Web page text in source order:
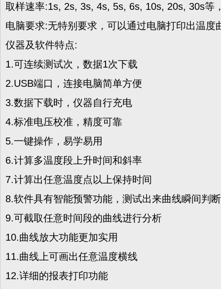
取样速率:1s, 2s, 3s, 4s, 5s, 6s, 10s, 20s, 30s等
电脑要求:无特别要求，可以通过电脑打印出温度
仪器及软件特点:
1.可连续测试次，数据1次下载
2.USB端口，连接电脑简单方便
3.数据下载时，仪器自行充电
4.标准电压校准，精度可靠
5.一键操作，易学易用
6.计算多温度段上升时间和斜率
7.计算出任意温度点以上保持时间
8.软件具有智能预警功能，测试出来曲线瞬间判
9.可截取任意时间段的曲线进行分析
10.曲线放大功能更加实用
11.曲线上可画出任意温度横线
12.详细的报表打印功能